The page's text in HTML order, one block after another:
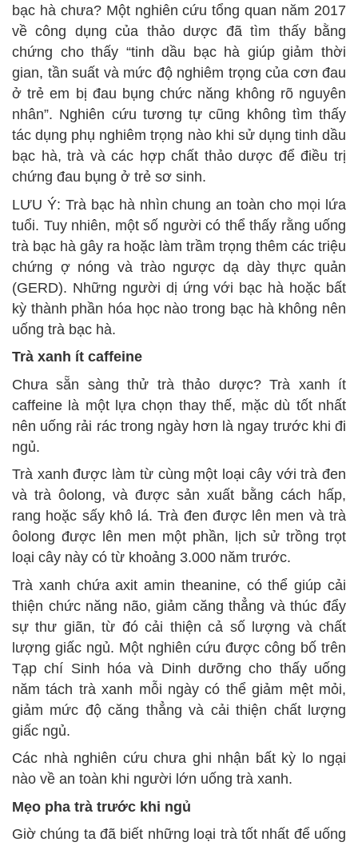
bạc hà chưa? Một nghiên cứu tổng quan năm 2017
về công dụng của thảo dược đã tìm thấy bằng
chứng cho thấy “tinh dầu bạc hà giúp giảm thời
gian, tần suất và mức độ nghiêm trọng của cơn đau
ở trẻ em bị đau bụng chức năng không rõ nguyên
nhân”. Nghiên cứu tương tự cũng không tìm thấy
tác dụng phụ nghiêm trọng nào khi sử dụng tinh dầu
bạc hà, trà và các hợp chất thảo dược để điều trị
chứng đau bụng ở trẻ sơ sinh.
LƯU Ý: Trà bạc hà nhìn chung an toàn cho mọi lứa
tuổi. Tuy nhiên, một số người có thể thấy rằng uống
trà bạc hà gây ra hoặc làm trầm trọng thêm các triệu
chứng ợ nóng và trào ngược dạ dày thực quản
(GERD). Những người dị ứng với bạc hà hoặc bất
kỳ thành phần hóa học nào trong bạc hà không nên
uống trà bạc hà.
Trà xanh ít caffeine
Chưa sẵn sàng thử trà thảo dược? Trà xanh ít
caffeine là một lựa chọn thay thế, mặc dù tốt nhất
nên uống rải rác trong ngày hơn là ngay trước khi đi
ngủ.
Trà xanh được làm từ cùng một loại cây với trà đen
và trà ôolong, và được sản xuất bằng cách hấp,
rang hoặc sấy khô lá. Trà đen được lên men và trà
ôolong được lên men một phần, lịch sử trồng trọt
loại cây này có từ khoảng 3.000 năm trước.
Trà xanh chứa axit amin theanine, có thể giúp cải
thiện chức năng não, giảm căng thẳng và thúc đẩy
sự thư giãn, từ đó cải thiện cả số lượng và chất
lượng giấc ngủ. Một nghiên cứu được công bố trên
Tạp chí Sinh hóa và Dinh dưỡng cho thấy uống
năm tách trà xanh mỗi ngày có thể giảm mệt mỏi,
giảm mức độ căng thẳng và cải thiện chất lượng
giấc ngủ.
Các nhà nghiên cứu chưa ghi nhận bất kỳ lo ngại
nào về an toàn khi người lớn uống trà xanh.
Mẹo pha trà trước khi ngủ
Giờ chúng ta đã biết những loại trà tốt nhất để uống